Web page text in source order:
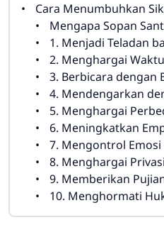
Cara Menumbuhkan
Mengapa Sopan
1. Menjadi Teladan
2. Menghargai Waktu
3. Berbicara dengan
4. Mendengarkan
5. Menghargai
6. Meningkatkan
7. Mengontrol
8. Menghargai
9. Memberikan
10. Menghormati